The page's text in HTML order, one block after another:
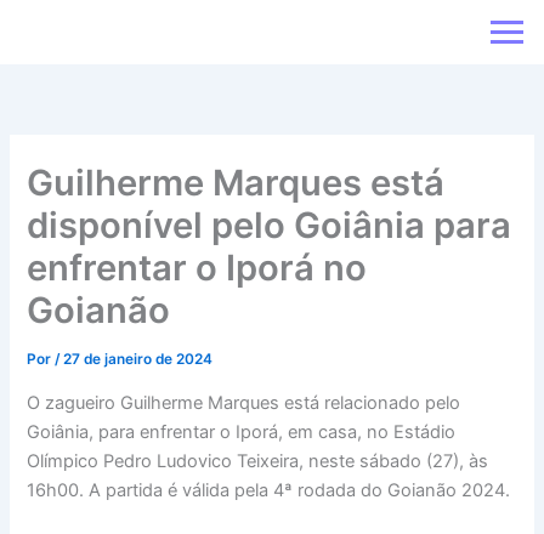
Guilherme Marques está
disponível pelo Goiânia para
enfrentar o Iporá no
Goianão
Por/27 de janeiro de 2024
O zagueiro Guilherme Marques está relacionado pelo
Goiânia, para enfrentar o Iporá, em casa, no Estádio
Olímpico Pedro Ludovico Teixeira, neste sábado (27), às
16h00. A partida é válida pela 4ª rodada do Goianão 2024.